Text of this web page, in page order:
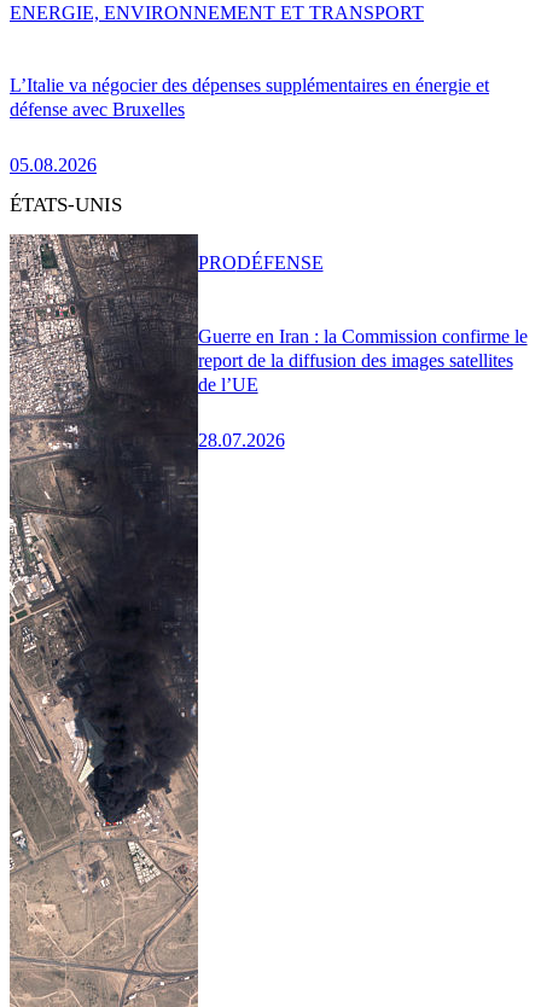
L’Italie va négocier des dépenses supplémentaires en énergie et
défense avec Bruxelles
05.08.2026
ENERGIE, ENVIRONNEMENT ET TRANSPORT
ÉTATS-UNIS
Guerre en Iran : la Commission confirme le
report de la diffusion des images satellites
de l’UE
28.07.2026
PRODÉFENSE